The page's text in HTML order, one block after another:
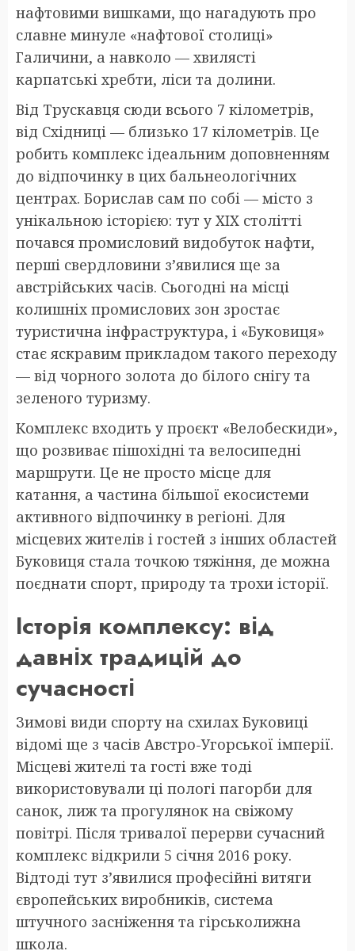
нафтовими вишками, що нагадують про
славне минуле «нафтової столиці»
Галичини, а навколо — хвилясті
карпатські хребти, ліси та долини.
Від Трускавця сюди всього 7 кілометрів,
від Східниці — близько 17 кілометрів. Це
робить комплекс ідеальним доповненням
до відпочинку в цих бальнеологічних
центрах. Борислав сам по собі — місто з
унікальною історією: тут у XIX столітті
почався промисловий видобуток нафти,
перші свердловини з’явилися ще за
австрійських часів. Сьогодні на місці
колишніх промислових зон зростає
туристична інфраструктура, і «Буковиця»
стає яскравим прикладом такого переходу
— від чорного золота до білого снігу та
зеленого туризму.
Комплекс входить у проєкт «Велобескиди»,
що розвиває пішохідні та велосипедні
маршрути. Це не просто місце для
катання, а частина більшої екосистеми
активного відпочинку в регіоні. Для
місцевих жителів і гостей з інших областей
Буковиця стала точкою тяжіння, де можна
поєднати спорт, природу та трохи історії.
Історія комплексу: від
давніх традицій до
сучасності
Зимові види спорту на схилах Буковиці
відомі ще з часів Австро-Угорської імперії.
Місцеві жителі та гості вже тоді
використовували ці пологі пагорби для
санок, лиж та прогулянок на свіжому
повітрі. Після тривалої перерви сучасний
комплекс відкрили 5 січня 2016 року.
Відтоді тут з’явилися професійні витяги
європейських виробників, система
штучного засніження та гірськолижна
школа.